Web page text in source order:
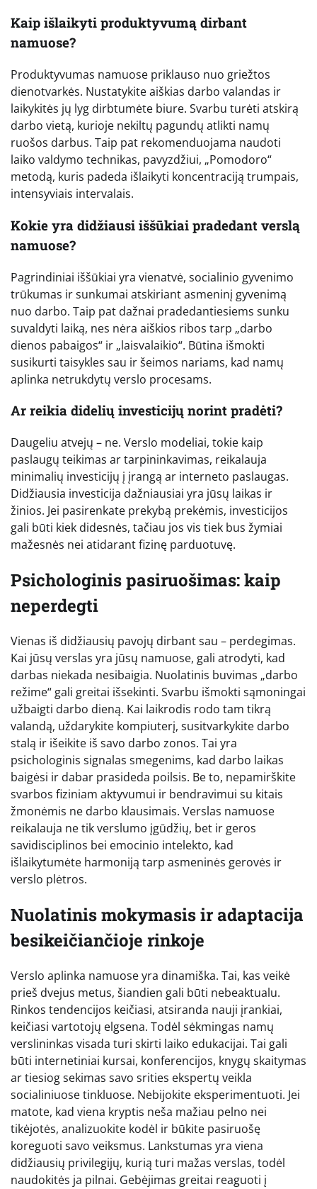
Kaip išlaikyti produktyvumą dirbant
namuose?
Produktyvumas namuose priklauso nuo griežtos
dienotvarkės. Nustatykite aiškias darbo valandas ir
laikykitės jų lyg dirbtumėte biure. Svarbu turėti atskirą
darbo vietą, kurioje nekiltų pagundų atlikti namų
ruošos darbus. Taip pat rekomenduojama naudoti
laiko valdymo technikas, pavyzdžiui, „Pomodoro“
metodą, kuris padeda išlaikyti koncentraciją trumpais,
intensyviais intervalais.
Kokie yra didžiausi iššūkiai pradedant verslą
namuose?
Pagrindiniai iššūkiai yra vienatvė, socialinio gyvenimo
trūkumas ir sunkumai atskiriant asmeninį gyvenimą
nuo darbo. Taip pat dažnai pradedantiesiems sunku
suvaldyti laiką, nes nėra aiškios ribos tarp „darbo
dienos pabaigos“ ir „laisvalaikio“. Būtina išmokti
susikurti taisykles sau ir šeimos nariams, kad namų
aplinka netrukdytų verslo procesams.
Ar reikia didelių investicijų norint pradėti?
Daugeliu atvejų – ne. Verslo modeliai, tokie kaip
paslaugų teikimas ar tarpininkavimas, reikalauja
minimalių investicijų į įrangą ar interneto paslaugas.
Didžiausia investicija dažniausiai yra jūsų laikas ir
žinios. Jei pasirenkate prekybą prekėmis, investicijos
gali būti kiek didesnės, tačiau jos vis tiek bus žymiai
mažesnės nei atidarant fizinę parduotuvę.
Psichologinis pasiruošimas: kaip
neperdegti
Vienas iš didžiausių pavojų dirbant sau – perdegimas.
Kai jūsų verslas yra jūsų namuose, gali atrodyti, kad
darbas niekada nesibaigia. Nuolatinis buvimas „darbo
režime“ gali greitai išsekinti. Svarbu išmokti sąmoningai
užbaigti darbo dieną. Kai laikrodis rodo tam tikrą
valandą, uždarykite kompiuterį, susitvarkykite darbo
stalą ir išeikite iš savo darbo zonos. Tai yra
psichologinis signalas smegenims, kad darbo laikas
baigėsi ir dabar prasideda poilsis. Be to, nepamirškite
svarbos fiziniam aktyvumui ir bendravimui su kitais
žmonėmis ne darbo klausimais. Verslas namuose
reikalauja ne tik verslumo įgūdžių, bet ir geros
savidisciplinos bei emocinio intelekto, kad
išlaikytumėte harmoniją tarp asmeninės gerovės ir
verslo plėtros.
Nuolatinis mokymasis ir adaptacija
besikeičiančioje rinkoje
Verslo aplinka namuose yra dinamiška. Tai, kas veikė
prieš dvejus metus, šiandien gali būti nebeaktualu.
Rinkos tendencijos keičiasi, atsiranda nauji įrankiai,
keičiasi vartotojų elgsena. Todėl sėkmingas namų
verslininkas visada turi skirti laiko edukacijai. Tai gali
būti internetiniai kursai, konferencijos, knygų skaitymas
ar tiesiog sekimas savo srities ekspertų veikla
socialiniuose tinkluose. Nebijokite eksperimentuoti. Jei
matote, kad viena kryptis neša mažiau pelno nei
tikėjotės, analizuokite kodėl ir būkite pasiruošę
koreguoti savo veiksmus. Lankstumas yra viena
didžiausių privilegijų, kurią turi mažas verslas, todėl
naudokitės ja pilnai. Gebėjimas greitai reaguoti į